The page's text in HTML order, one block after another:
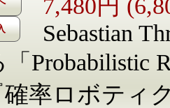
7,480円
Sebastian
Probabilistic
率ロボティ